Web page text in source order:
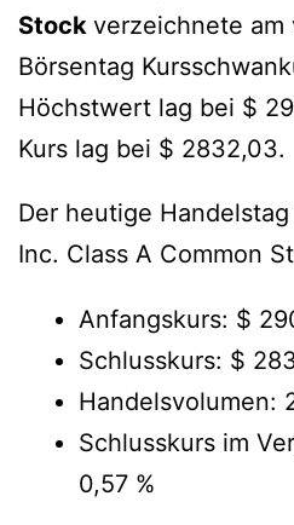
Stock verzeichnete am
Börsentag
Höchstwert lag bei $
Kurs lag bei $ 2832,03.
Der heutige
Inc. Class A Common
Anfangskurs: $
Schlusskurs: $
Handelsvolumen:
Schlusskurs im
0,57 %